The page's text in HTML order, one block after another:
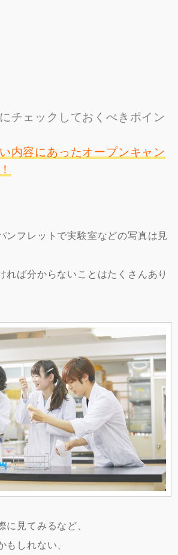
チェックしておくべきポイン
内容にあったオープンキャン
ンフレットで実験室などの写真は見
れば分からないことはたくさんあり
見てみるなど、
しれない、